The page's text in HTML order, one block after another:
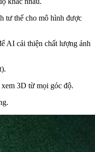
tư thế cho mô hình được
AI cải thiện chất lượng ảnh
3D từ mọi góc độ.